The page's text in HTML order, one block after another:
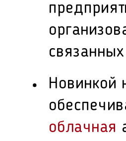
Новинкой
облачная